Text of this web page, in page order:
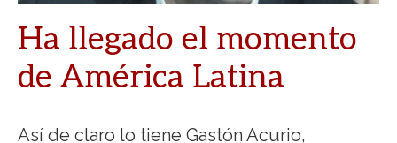
Ha llegado el momento
de América Latina
Así de claro lo tiene Gastón Acurio,